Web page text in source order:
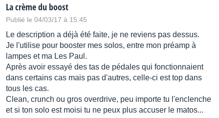
La crème du boost
Publié le 04/03/17 à 15:45
Le description a déjà été faite, je ne reviens pas dessus.
Je l'utilise pour booster mes solos, entre mon préamp à
lampes et ma Les Paul.
Après avoir essayé des tas de pédales qui fonctionnaient
dans certains cas mais pas d'autres, celle-ci est top dans
tous les cas.
Clean, crunch ou gros overdrive, peu importe tu l'enclenche
et si ton solo est moisi tu ne peux plus accuser le matos...